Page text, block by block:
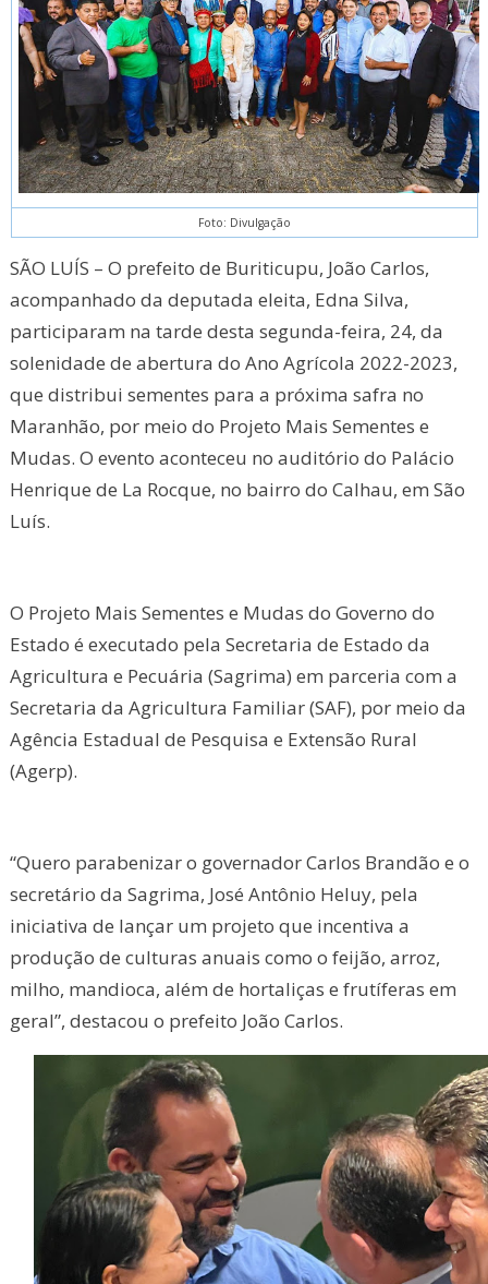
Foto: Divulgação
SÃO LUÍS – O prefeito de Buriticupu, João Carlos,
acompanhado da deputada eleita, Edna Silva,
participaram na tarde desta segunda-feira, 24, da
solenidade de abertura do Ano Agrícola 2022-2023,
que distribui sementes para a próxima safra no
Maranhão, por meio do Projeto Mais Sementes e
Mudas. O evento aconteceu no auditório do Palácio
Henrique de La Rocque, no bairro do Calhau, em São
Luís.
O Projeto Mais Sementes e Mudas do Governo do
Estado é executado pela Secretaria de Estado da
Agricultura e Pecuária (Sagrima) em parceria com a
Secretaria da Agricultura Familiar (SAF), por meio da
Agência Estadual de Pesquisa e Extensão Rural
(Agerp).
“Quero parabenizar o governador Carlos Brandão e o
secretário da Sagrima, José Antônio Heluy, pela
iniciativa de lançar um projeto que incentiva a
produção de culturas anuais como o feijão, arroz,
milho, mandioca, além de hortaliças e frutíferas em
geral”, destacou o prefeito João Carlos.